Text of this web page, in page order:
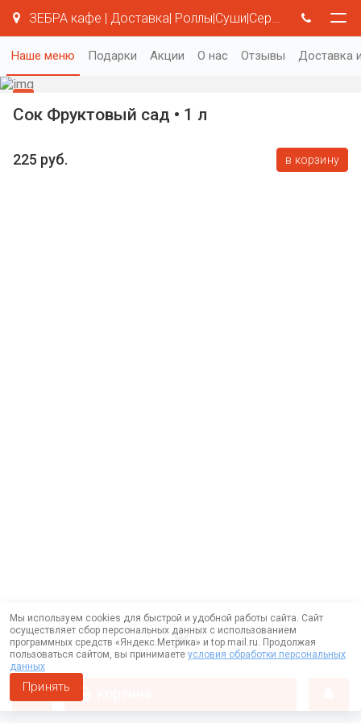
ЗЕБРА кафе | Доставка| Роллы|Суши|Серая Зебра
Наше меню Подарки Акции О нас Отзывы Доставка
Сок Фруктовый сад • 1 л
225 руб. в корзину
Мы используем cookies для быстрой и удобной работы сайта. Сайт
осуществляет сбор персональных данных с использованием
программных средств «Яндекс.Метрика» и top.mail.ru. Продолжая
пользоваться сайтом, вы принимаете условия обработки персональных
данных
Принять